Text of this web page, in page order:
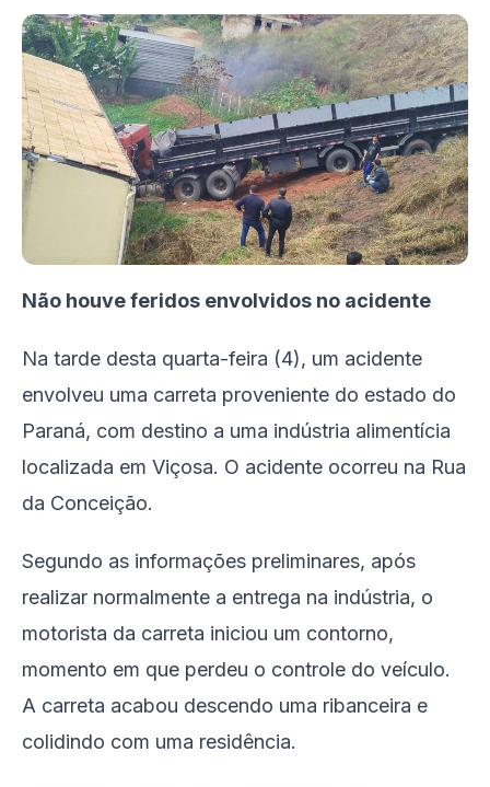
Não houve feridos envolvidos no acidente
Na tarde desta quarta-feira (4), um acidente
envolveu uma carreta proveniente do estado do
Paraná, com destino a uma indústria alimentícia
localizada em Viçosa. O acidente ocorreu na Rua
da Conceição.
Segundo as informações preliminares, após
realizar normalmente a entrega na indústria, o
motorista da carreta iniciou um contorno,
momento em que perdeu o controle do veículo.
A carreta acabou descendo uma ribanceira e
colidindo com uma residência.